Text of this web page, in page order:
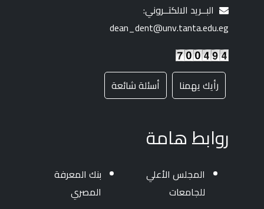
البــريد الالكتــروني:
dean_dent@unv.tanta.edu.eg
رأيك يهمنا أسئلة شائعة
روابط هامة
المجلس الأعلي
للجامعات
بنك المعرفة
المصري